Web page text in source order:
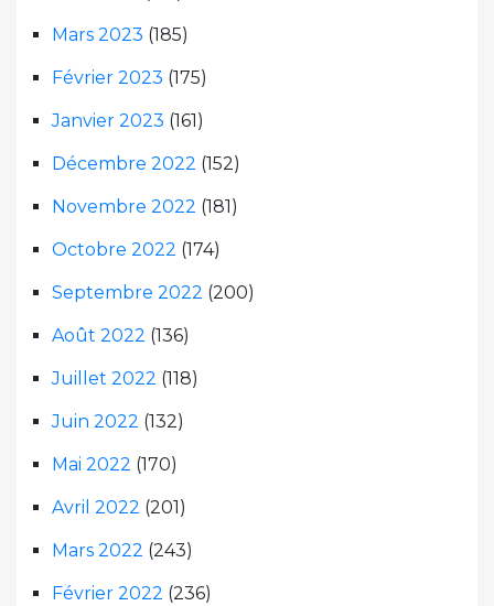
Mars 2023 (185)
Février 2023 (175)
Janvier 2023 (161)
Décembre 2022 (152)
Novembre 2022 (181)
Octobre 2022 (174)
Septembre 2022 (200)
Août 2022 (136)
Juillet 2022 (118)
Juin 2022 (132)
Mai 2022 (170)
Avril 2022 (201)
Mars 2022 (243)
Février 2022 (236)